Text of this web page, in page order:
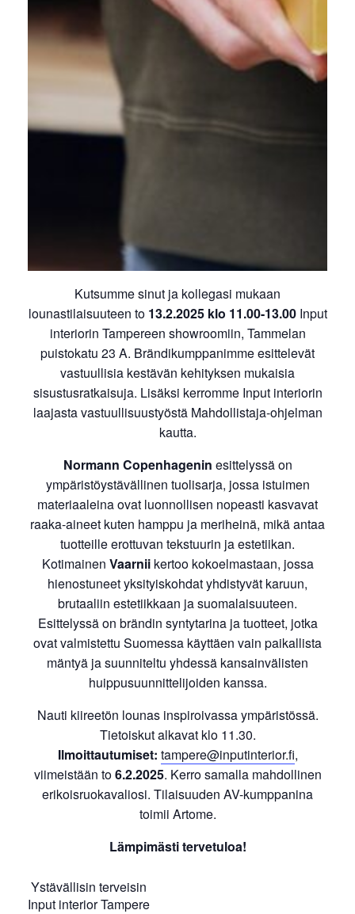
Kutsumme sinut ja kollegasi mukaan
lounastilaisuuteen to 13.2.2025 klo 11.00-13.00Input
interiorin Tampereen showroomiin, Tammelan
puistokatu 23 A. Brändikumppanimme esittelevät
vastuullisia kestävän kehityksen mukaisia
sisustusratkaisuja. Lisäksi kerromme Input interiorin
laajasta vastuullisuustyöstä Mahdollistaja-ohjelman
kautta.
Normann Copenhagenin esittelyssä on
ympäristöystävällinen tuolisarja, jossa istuimen
materiaaleina ovat luonnollisen nopeasti kasvavat
raaka-aineet kuten hamppu ja meriheinä, mikä antaa
tuotteille erottuvan tekstuurin ja estetiikan.
Kotimainen Vaarniikertoo kokoelmastaan, jossa
hienostuneet yksityiskohdat yhdistyvät karuun,
brutaaliin estetiikkaan ja suomalaisuuteen.
Esittelyssä on brändin syntytarina ja tuotteet, jotka
ovat valmistettu Suomessa käyttäen vain paikallista
mäntyä ja suunniteltu yhdessä kansainvälisten
huippusuunnittelijoiden kanssa.
Nauti kiireetön lounas inspiroivassa ympäristössä.
Tietoiskut alkavat klo 11.30.
Ilmoittautumiset: tampere@inputinterior.fi,
viimeistään to6.2.2025. Kerro samalla mahdollinen
erikoisruokavaliosi. Tilaisuuden AV-kumppanina
toimii Artome.
Lämpimästi tervetuloa!
Ystävällisin terveisin
Input interior Tampere